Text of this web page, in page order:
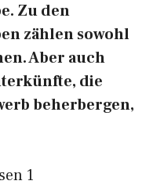
Zu den
zählen sowohl
Aber auch
die
beherbergen,
1